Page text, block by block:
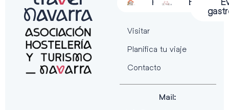
Visitar
Planifica tu viaje
Contacto
Mail: